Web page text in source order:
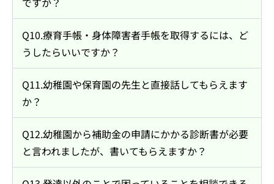
Q10.療育手帳・身体障害者手帳を取得するには、ど
うしたらいいですか？
Q11.幼稚園や保育園の先生と直接話してもらえます
か？
Q12.幼稚園から補助金の申請にかかる診断書が必要
と言われましたが、書いてもらえますか？